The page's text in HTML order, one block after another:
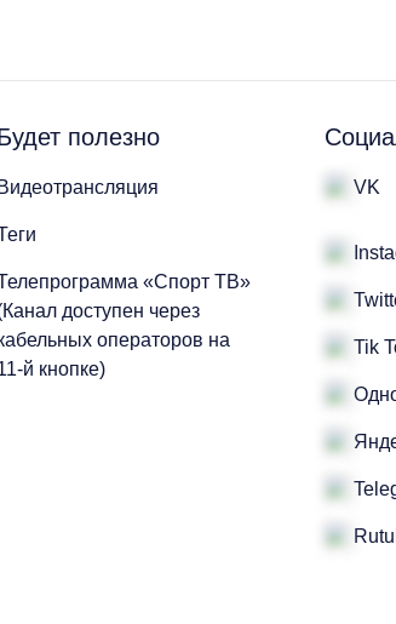
полезно
Видеотрансляция
«Спорт ТВ»
доступен через
операторов на
й кнопке)
VK
Tik